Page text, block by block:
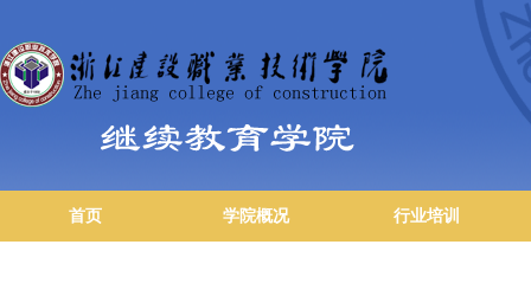
首页 学院概况 行业培训